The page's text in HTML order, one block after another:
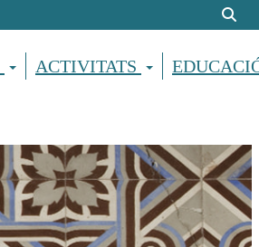
ACTIVITATS